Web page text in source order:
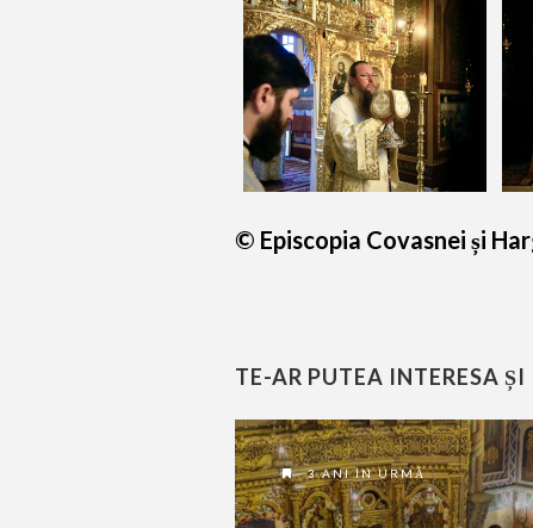
© Episcopia Covasnei și
TE-AR PUTEA INTERESA ȘI
3 ANI ÎN URMĂ